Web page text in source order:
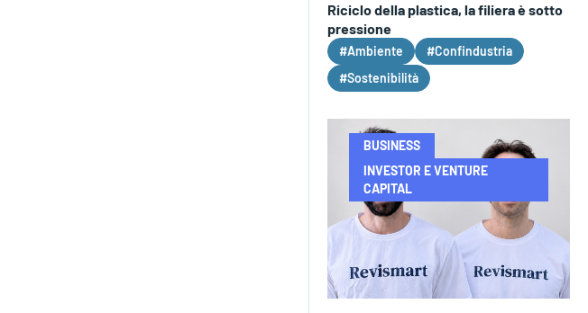
Riciclo della plastica, la filiera è sotto
pressione
#Ambiente
#Confindustria
#Sostenibilità
BUSINESS
INVESTOR E VENTURE
CAPITAL